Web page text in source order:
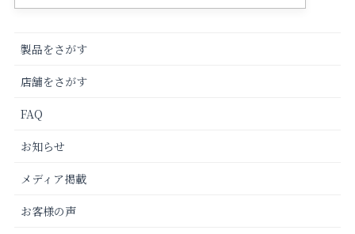
製品をさがす
店舗をさがす
FAQ
お知らせ
メディア掲載
お客様の声